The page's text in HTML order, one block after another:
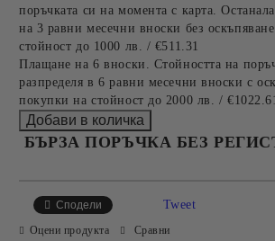
поръчката си на момента с карта.
на 3 равни месечни вноски без
стойност до 1000 лв. / €511.31
Плащане на 6 вноски. Стойността на
разпределя в 6 равни месечни вноски с
покупки на стойност до 2000 лв. /
БЪРЗА ПОРЪЧКА БЕЗ
Сподели
Tweet
Оцени продукта Сравни